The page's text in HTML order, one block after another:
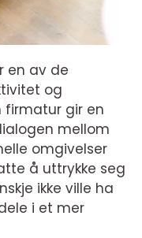
en av de
og
firmatur gir en
mellom
omgivelser
å uttrykke seg
ikke ville ha
i et mer